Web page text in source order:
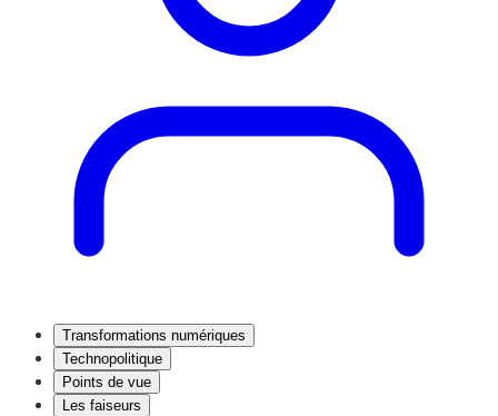
Transformations numériques
Technopolitique
Points de vue
Les faiseurs